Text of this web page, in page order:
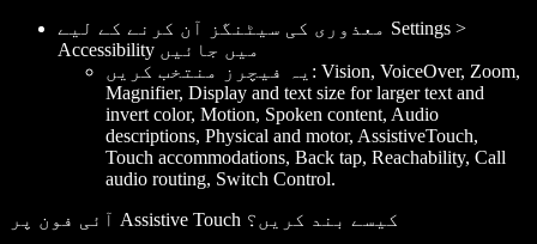
معذوری کی سیٹنگز آن کرنے کے لیے Settings >
Accessibility میں جائیں
یہ فیچرز منتخب کریں: Vision, VoiceOver, Zoom,
Magnifier, Display and text size for larger text and
invert color, Motion, Spoken content, Audio
descriptions, Physical and motor, AssistiveTouch,
Touch accommodations, Back tap, Reachability, Call
audio routing, Switch Control.
آئی فون پر Assistive Touch کیسے بند کریں؟